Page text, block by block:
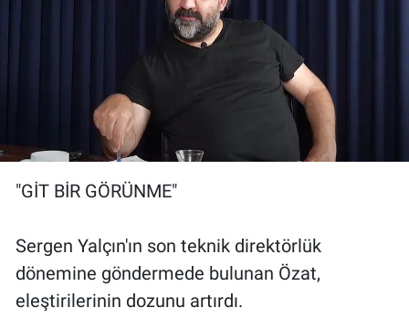
"GİT BİR GÖRÜNME"
Sergen Yalçın'ın son teknik direktörlük
dönemine göndermede bulunan Özat,
eleştirilerinin dozunu artırdı.